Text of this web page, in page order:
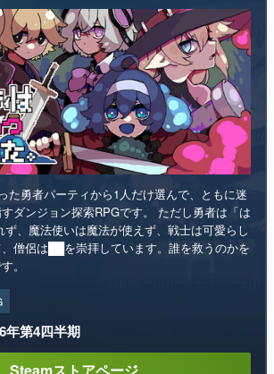
た勇者パーティから1人だけ選んで、ともに迷
ダンジョン探索RPGです。 ただし勇者は「は
ず、魔法使いは魔法が使えず、戦士は可愛らし
。
第4四半期